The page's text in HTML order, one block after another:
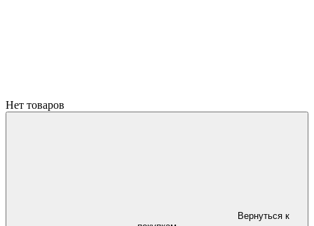
Нет товаров
Вернуться к